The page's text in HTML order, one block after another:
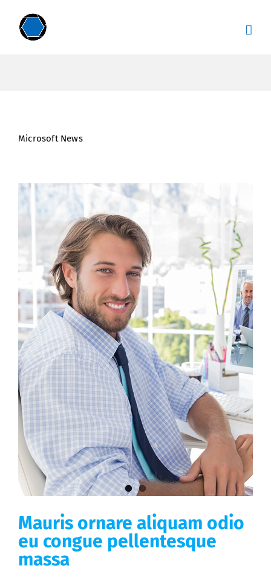
Inhalt
springen
Microsoft News
Mauris ornare aliquam odio
eu congue pellentesque
massa